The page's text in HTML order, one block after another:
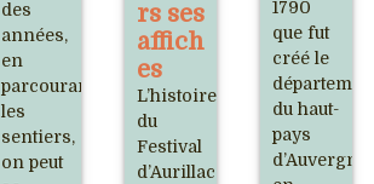
des
années,
en
parcourant
les
sentiers,
on peut
rs ses
affich
es
L’histoire
du
Festival
d’Aurillac
1790
que fut
créé le
du haut-
pays
d’Auvergne